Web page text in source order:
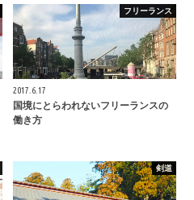
フリーランス
2017.6.17
国境にとらわれないフリーランスの
働き方
剣道